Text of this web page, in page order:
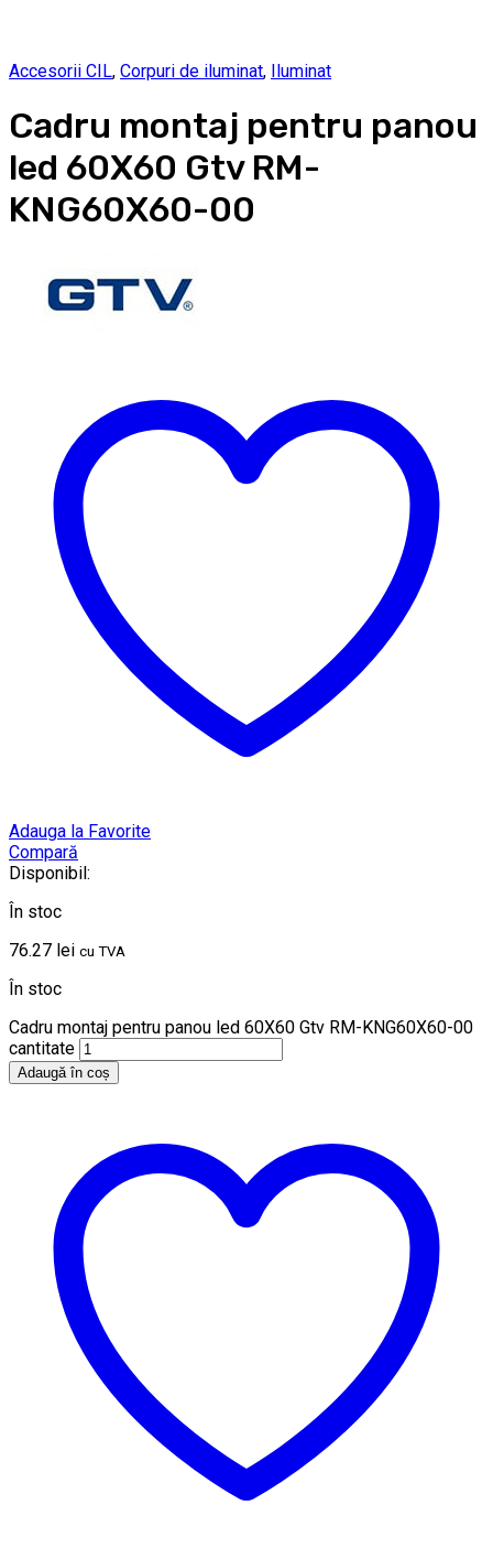
Accesorii CIL, Corpuri de iluminat, Iluminat
Cadru montaj pentru panou
led 60X60 Gtv RM-
KNG60X60-00
Adauga la Favorite
Compară
Disponibil:
În stoc
76.27 lei cu TVA
În stoc
Cadru montaj pentru panou led 60X60 Gtv RM-KNG60X60-00
cantitate
Adaugă în coș